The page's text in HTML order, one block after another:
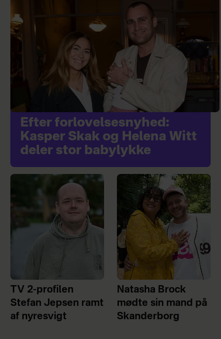
Efter forlovelsesnyhed:
Kasper Skak og Helena Witt
deler stor babylykke
TV 2-profilen
Stefan Jepsen ramt
af nyresvigt
Natasha Brock
mødte sin mand på
Skanderborg